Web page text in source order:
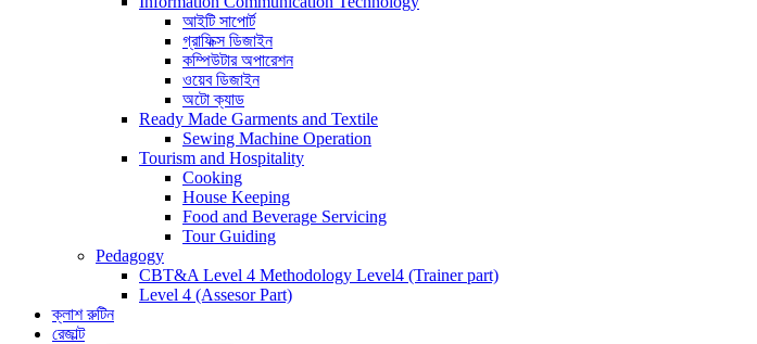
আইটি সাপোর্ট
গ্রাফিক্স ডিজাইন
কম্পিউটার অপারেশন
ওয়েব ডিজাইন
অটো ক্যাড
Ready Made Garments and Textile
Sewing Machine Operation
Tourism and Hospitality
Cooking
House Keeping
Food and Beverage Servicing
Tour Guiding
Pedagogy
CBT&A Level 4 Methodology Level4 (Trainer part)
Level 4 (Assesor Part)
ক্লাশ রুটিন
রেজাল্ট